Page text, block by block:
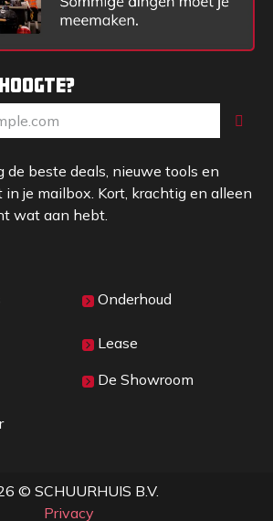
de beste deals, nieuwe tools en
je mailbox. Kort, krachtig en alleen
wat aan hebt.
Onderhoud
Lease
De Showroom
© SCHUURHUIS B.V.
Privacy